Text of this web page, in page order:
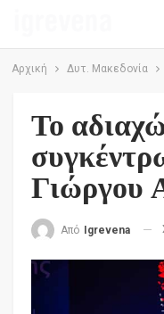
Αρχική Δυτ. Μακεδονία
Το
Γιώργου
Από Igrevena